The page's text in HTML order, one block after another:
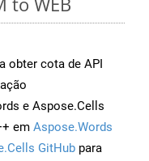
obter cota de API
e Aspose.Cells
em Aspose.Words
GitHub para